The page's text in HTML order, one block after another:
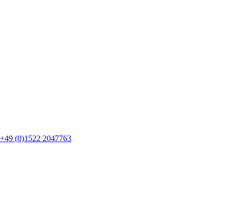
+49 (0)1522 2047763